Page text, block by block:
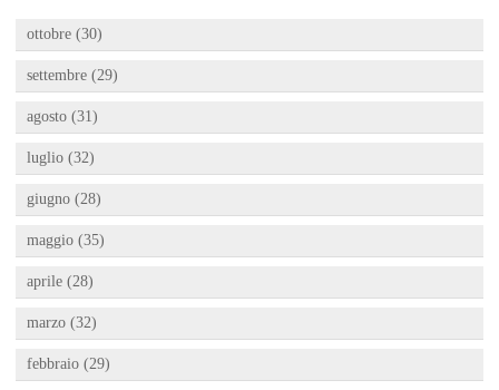
ottobre (30)
settembre (29)
agosto (31)
luglio (32)
giugno (28)
maggio (35)
aprile (28)
marzo (32)
febbraio (29)